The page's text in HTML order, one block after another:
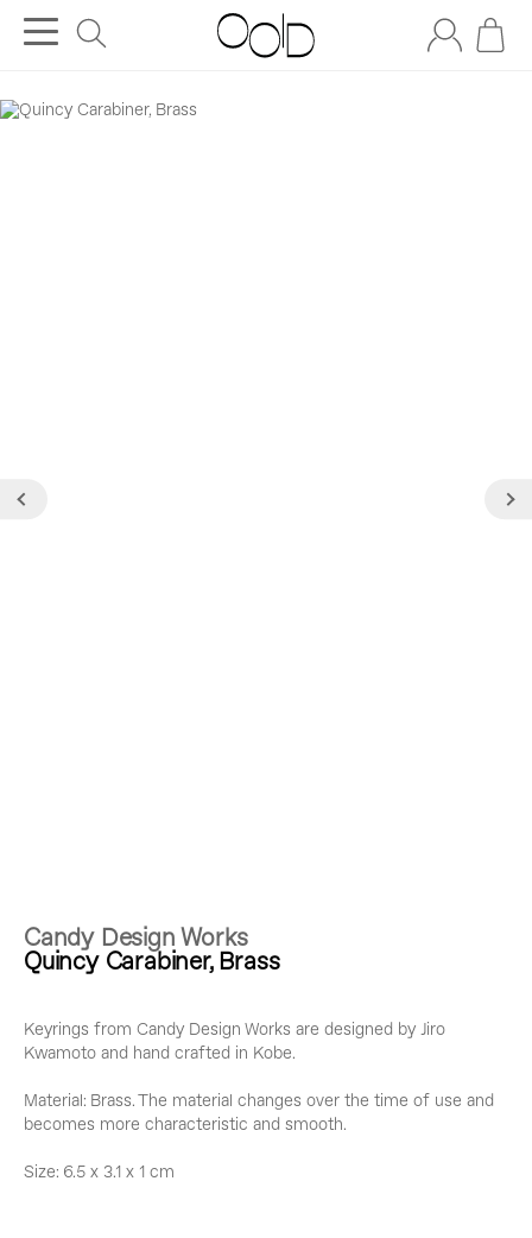
Candy Design Works
Quincy Carabiner, Brass
Keyrings from Candy Design Works are designed by Jiro
Kwamoto and hand crafted in Kobe.
Material: Brass. The material changes over the time of use and
becomes more characteristic and smooth.
Size: 6.5 x 3.1 x 1 cm